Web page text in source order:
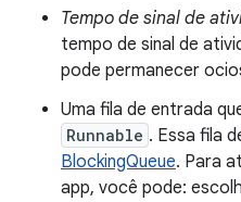
Tempo de sinal de
tempo de sinal de
pode permanecer
Uma fila de entrada
Runnable . Essa fila
BlockingQueue. Para
app, você pode: